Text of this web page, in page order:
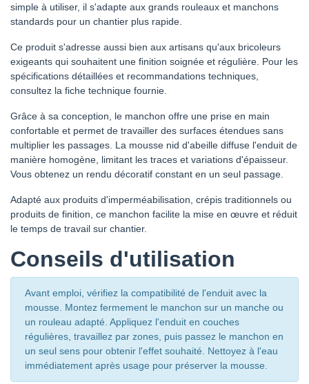
simple à utiliser, il s'adapte aux grands rouleaux et manchons
standards pour un chantier plus rapide.
Ce produit s'adresse aussi bien aux artisans qu'aux bricoleurs
exigeants qui souhaitent une finition soignée et régulière. Pour les
spécifications détaillées et recommandations techniques,
consultez la fiche technique fournie.
Grâce à sa conception, le manchon offre une prise en main
confortable et permet de travailler des surfaces étendues sans
multiplier les passages. La mousse nid d'abeille diffuse l'enduit de
manière homogène, limitant les traces et variations d'épaisseur.
Vous obtenez un rendu décoratif constant en un seul passage.
Adapté aux produits d'imperméabilisation, crépis traditionnels ou
produits de finition, ce manchon facilite la mise en œuvre et réduit
le temps de travail sur chantier.
Conseils d'utilisation
Avant emploi, vérifiez la compatibilité de l'enduit avec la
mousse. Montez fermement le manchon sur un manche ou
un rouleau adapté. Appliquez l'enduit en couches
régulières, travaillez par zones, puis passez le manchon en
un seul sens pour obtenir l'effet souhaité. Nettoyez à l'eau
immédiatement après usage pour préserver la mousse.